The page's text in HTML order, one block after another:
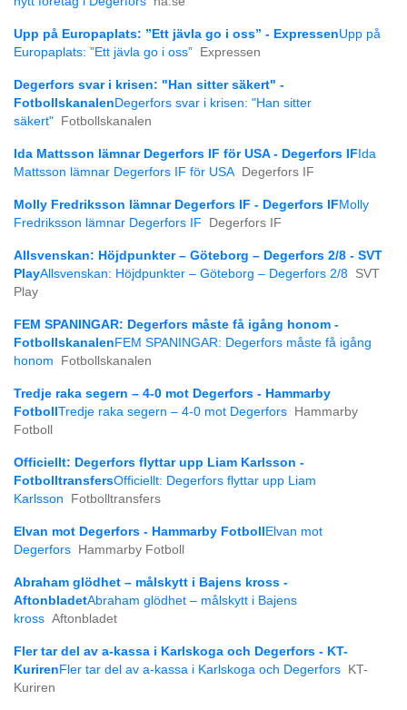
Upp på Europaplats: ”Ett jävla go i oss” - ExpressenUpp på
Europaplats: ”Ett jävla go i oss”
Expressen
Degerfors svar i krisen: "Han sitter säkert" -
Fotbollskanalen Degerfors svar i krisen: "Han sitter
säkert"
Fotbollskanalen
Ida Mattsson lämnar Degerfors IF för USA - Degerfors IF Ida
Mattsson lämnar Degerfors IF för USA
Degerfors IF
Molly Fredriksson lämnar Degerfors IF - Degerfors IF Molly
Fredriksson lämnar Degerfors IF
Degerfors IF
Allsvenskan: Höjdpunkter – Göteborg – Degerfors 2/8 - SVT
PlayAllsvenskan: Höjdpunkter – Göteborg – Degerfors 2/8 SVT
Play
FEM SPANINGAR: Degerfors måste få igång honom -
Fotbollskanalen FEM SPANINGAR: Degerfors måste få igång
honom
Fotbollskanalen
Tredje raka segern – 4-0 mot Degerfors - Hammarby
Fotboll Tredje raka segern – 4-0 mot Degerfors
Hammarby
Fotboll
Officiellt: Degerfors flyttar upp Liam Karlsson -
FotbolltransfersOfficiellt: Degerfors flyttar upp Liam
Karlsson
Fotbolltransfers
Elvan mot Degerfors - Hammarby Fotboll
Elvan mot
Degerfors
Hammarby Fotboll
Abraham glödhet – målskytt i Bajens kross -
AftonbladetAbraham glödhet – målskytt i Bajens
kross Aftonbladet
Fler tar del av a-kassa i Karlskoga och Degerfors - KT-
Kuriren Fler tar del av a-kassa i Karlskoga och Degerfors
KT-
Kuriren